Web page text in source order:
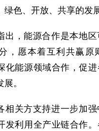
绿色、开放、共享的发
出，能源合作是本地
，愿本着互利共赢原
化能源领域合作，促
。
相关方支持进一步加
发利用全产业链合作